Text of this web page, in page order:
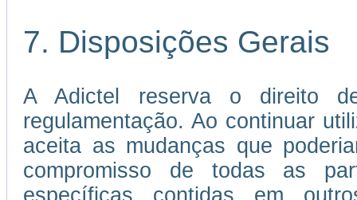
7. Disposições Gerais
A Adictel reserva o direito
regulamentação. Ao continuar
aceita as mudanças que
compromisso de todas as
específicas contidas em